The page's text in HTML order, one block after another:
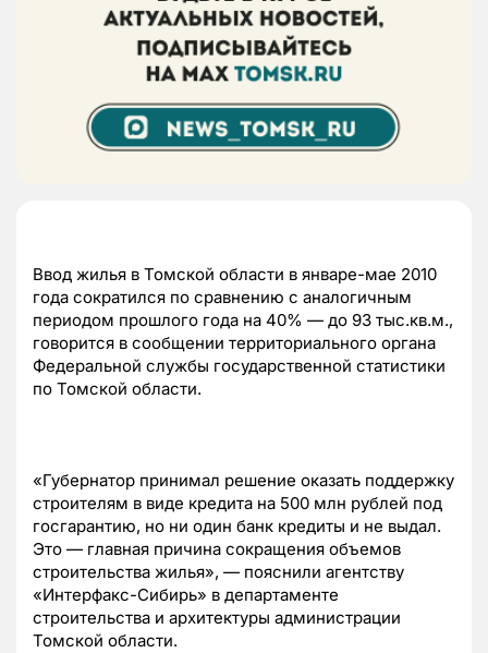
Ввод жилья в Томской области в январе-мае 2010
года сократился по сравнению с аналогичным
периодом прошлого года на 40% — до 93 тыс.кв.м.,
говорится в сообщении территориального органа
Федеральной службы государственной статистики
по Томской области.
«Губернатор принимал решение оказать поддержку
строителям в виде кредита на 500 млн рублей под
госгарантию, но ни один банк кредиты и не выдал.
Это — главная причина сокращения объемов
строительства жилья», — пояснили агентству
«Интерфакс-Сибирь» в департаменте
строительства и архитектуры администрации
Томской области.